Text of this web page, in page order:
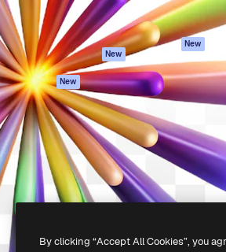
Texto para voz
Conteúdo de stock
MCP para
Claude/ChatGPT
New
Agentes New
API
App móvel
Todas as
ferramentas
Política de
privacidade
Originais New
Política de
Central de
confiabilidade
Afiliados
Empresas
Todos os direitos reservados.
By clicking “Accept All Cookies”, you